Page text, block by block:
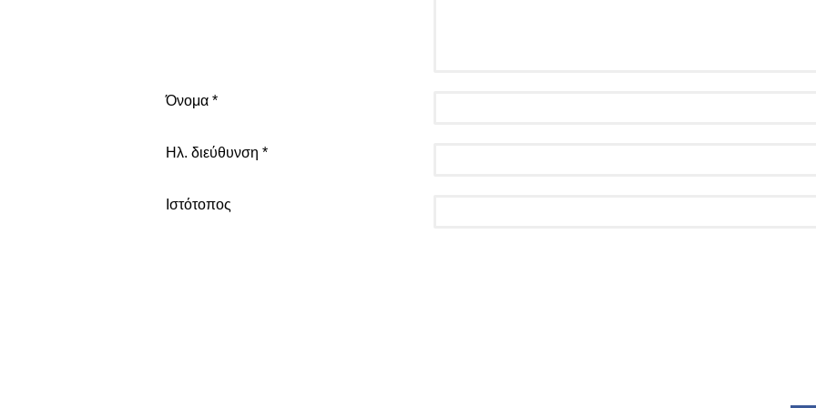
Όνομα *
Ηλ. διεύθυνση *
Ιστότοπος